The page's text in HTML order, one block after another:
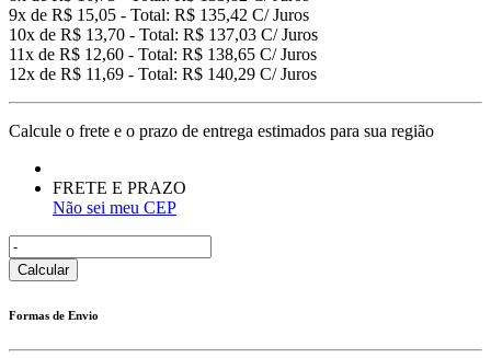
9x de R$ 15,05 - Total: R$ 135,42 C/ Juros
10x de R$ 13,70 - Total: R$ 137,03 C/ Juros
11x de R$ 12,60 - Total: R$ 138,65 C/ Juros
12x de R$ 11,69 - Total: R$ 140,29 C/ Juros
Calcule o frete e o prazo de entrega estimados para sua região
FRETE E PRAZO
Não sei meu CEP
Calcular
Formas de Envio